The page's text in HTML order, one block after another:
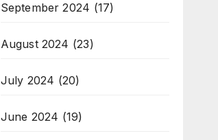
September 2024 (17)
August 2024 (23)
July 2024 (20)
June 2024 (19)